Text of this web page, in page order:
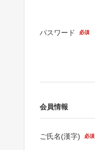
パスワード 必須
会員情報
ご氏名(漢字) 必須